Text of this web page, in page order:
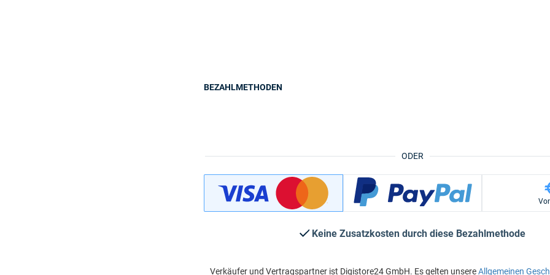
ODER
BEZAHLMETHODEN
Keine Zusatzkosten durch diese Bezahlmethode
Verkäufer und Vertragspartner ist Digistore24 GmbH. Es gelten unsereAllgemeinen